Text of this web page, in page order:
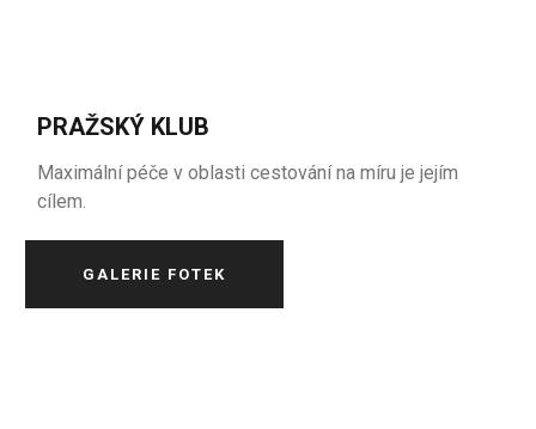
PRAŽSKÝ KLUB
Maximální péče v oblasti cestování na míru je jejím
cílem.
GALERIE FOTEK